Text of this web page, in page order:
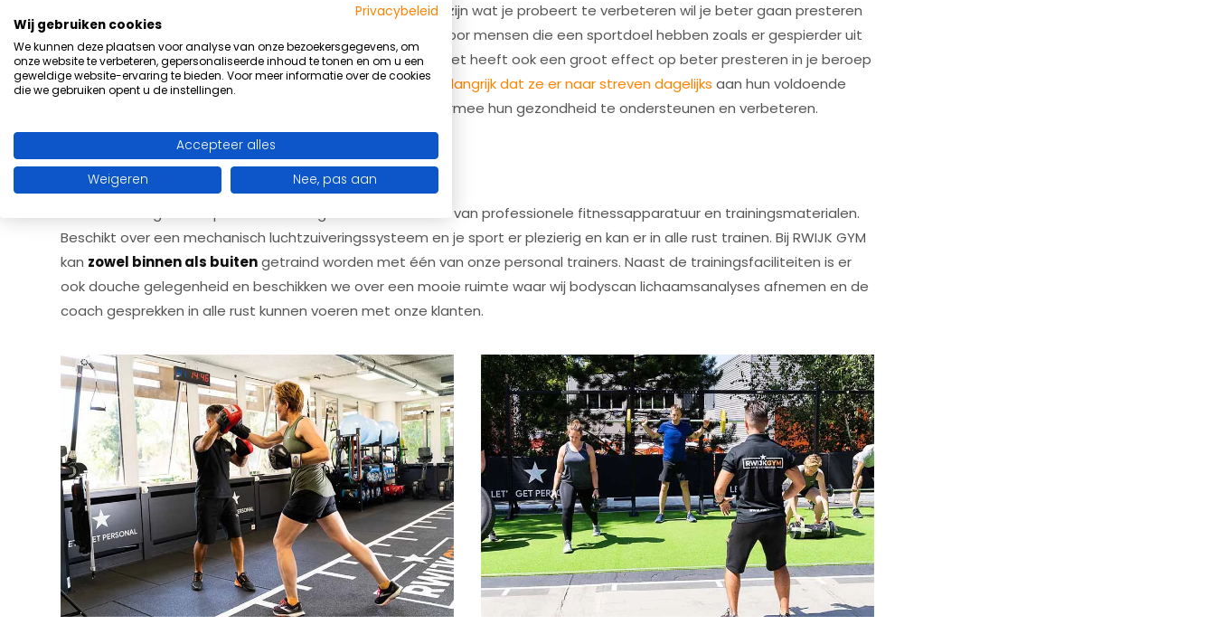
opstaat je nog vermoeid bent, zou dit het eerst moeten zijn wat je probeert te verbeteren wil je beter gaan presteren
op alle vlakken in je dagelijkse leven. Dit geldt niet alleen voor mensen die een sportdoel hebben zoals er gespierder uit
willen zien, of hun lichaamssamenstelling wil veranderen, het heeft ook een groot effect op beter presteren in je beroep
etc. Voor inwoners van Rijswijk, Ypenburg en Delft is het
belangrijk dat ze er naar streven dagelijks aan hun voldoende
slaap van idealiter 7 tot 9 uur per nacht te komen, om hiermee hun gezondheid te ondersteunen en verbeteren.
De RWIJK GYM trainingsfaciliteiten
Onze nieuw ingerichte personal trainingsstudio is voorzien van professionele fitnessapparatuur en trainingsmaterialen.
Beschikt over een mechanisch luchtzuiveringssysteem en je sport er plezierig en kan er in alle rust trainen. Bij RWIJK GYM
kan zowel binnen als buitengetraind worden met één van onze personal trainers. Naast de trainingsfaciliteiten is er
ook douche gelegenheid en beschikken we over een mooie ruimte waar wij bodyscan lichaamsanalyses afnemen en de
coach gesprekken in alle rust kunnen voeren met onze klanten.
Summer Ready programma
Ik wil meer info ontvangen
* geheel vrijbijvend meer info aanvragen
Privacybeleid
Wij gebruiken cookies
We kunnen deze plaatsen voor analyse van onze bezoekersgegevens, om
onze website te verbeteren, gepersonaliseerde inhoud te tonen en om u een
geweldige website-ervaring te bieden. Voor meer informatie over de cookies
die we gebruiken opent u de instellingen.
Accepteer alles
Weigeren
Nee, pas aan